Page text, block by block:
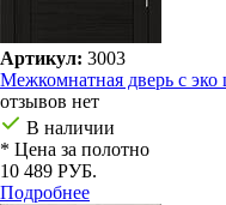
Артикул: 3003
Межкомнатная дверь с
отзывов нет
В наличии
* Цена за полотно
10 489 РУБ.
Подробнее